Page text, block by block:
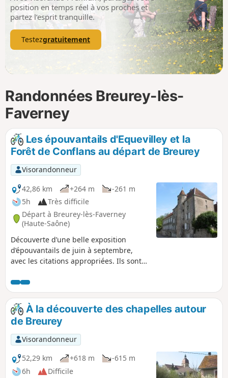
p
position en temps réel à vos proches et
partez l’esprit tranquille.
Testezgratuitement
Randonnées Breurey-lès-
Faverney
Les épouvantails d'Equevilley et la
Forêt de Conflans au départ de Breurey
Visorandonneur
42,86 km
+264 m
-261 m
5h
Très difficile
Départ à Breurey-lès-Faverney
(Haute-Saône)
Découverte d’une belle exposition
d’épouvantails de juin à septembre,
avec les citations appropriées. Ils sont
mis en valeur. Suite du parcours dans
les bois de Lajus, d'Equevilley, de
Dessous, des Chignolots, de Berlimont,
de Meule et retour par la difficile Forêt
de Conflans.
À la découverte des chapelles autour
de Breurey
Visorandonneur
52,29 km
+618 m
-615 m
6h
Difficile